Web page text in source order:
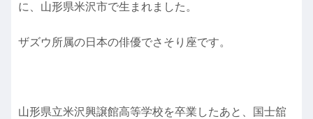
に、山形県米沢市で生まれました。
ザズウ所属の日本の俳優でさそり座です。
山形県立米沢興譲館高等学校を卒業したあと、国士舘